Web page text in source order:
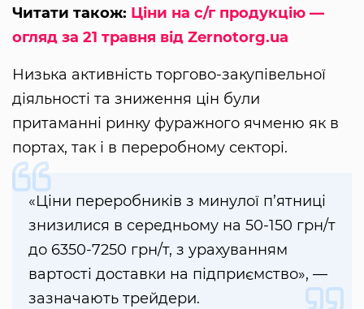
Читати також: Ціни на с/г продукцію —
огляд за 21 травня від Zernotorg.ua
Низька активність торгово-закупівельної
діяльності та зниження цін були
притаманні ринку фуражного ячменю як в
портах, так і в переробному секторі.
«Ціни переробників з минулої п’ятниці
знизилися в середньому на 50-150 грн/т
до 6350-7250 грн/т, з урахуванням
вартості доставки на підприємство», —
зазначають трейдери.